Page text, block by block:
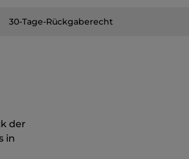
30-Tage-Rückgaberecht
der
in